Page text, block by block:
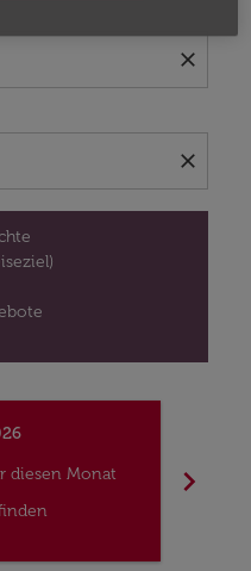
close
close
diesen Monat
chevron_right